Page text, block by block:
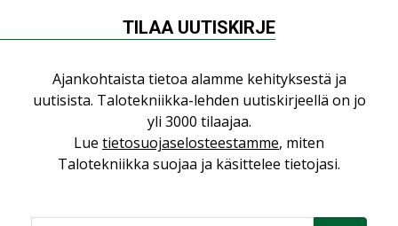
Puheista tekoihin – uusin teknologia
KOLUMNI
Sähköistäminen säästää euroja
KOLUMNI
Yli miljoona kotia on vailla toimivaa
KOLUMNI
TILAA UUTISKIRJE
Ajankohtaista tietoa alamme kehityksestä ja
uutisista. Talotekniikka-lehden uutiskirjeellä on jo
yli 3000 tilaajaa.
Lue tietosuojaselosteestamme, miten
Talotekniikka suojaa ja käsittelee tietojasi.